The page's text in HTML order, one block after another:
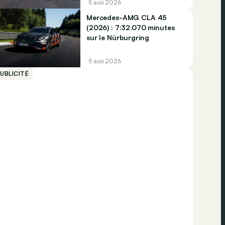
5 aoû 2026
Mercedes-AMG CLA 45
(2026) : 7:32.070 minutes
sur le Nürburgring
5 aoû 2026